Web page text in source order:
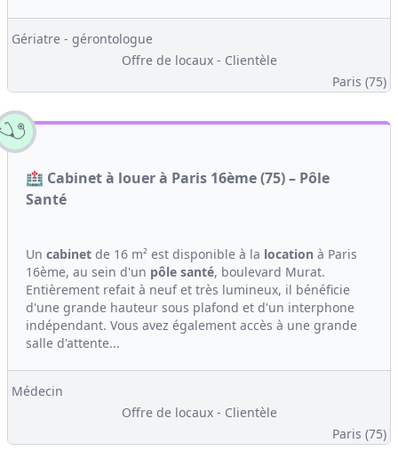
Gériatre - gérontologue
Offre de locaux - Clientèle
Paris (75)
🏥 Cabinet à louer à Paris 16ème (75) – Pôle
Santé
Un cabinet de 16 m² est disponible à la location à Paris
16ème, au sein d'un pôle santé, boulevard Murat.
Entièrement refait à neuf et très lumineux, il bénéficie
d'une grande hauteur sous plafond et d'un interphone
indépendant. Vous avez également accès à une grande
salle d'attente...
Médecin
Offre de locaux - Clientèle
Paris (75)